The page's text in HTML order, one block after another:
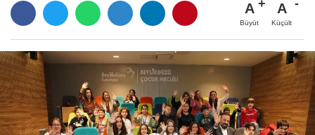
A
Büyüt
A
Küçült